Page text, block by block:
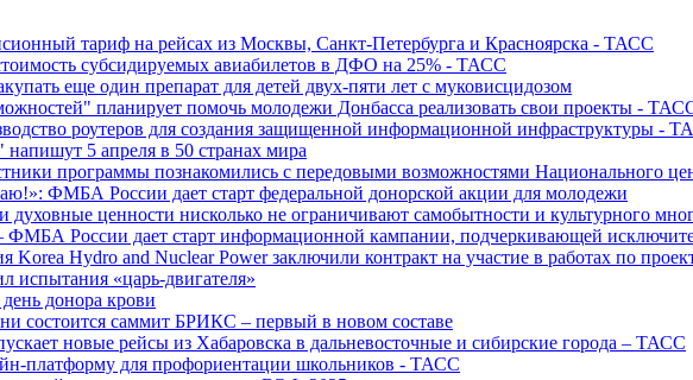
тариф на рейсах из Москвы, Санкт-Петербурга и Красноярска - ТАСС
субсидируемых авиабилетов в ДФО на 25% - ТАСС
еще один препарат для детей двух-пяти лет с муковисцидозом
планирует помочь молодежи Донбасса реализовать свои проекты -
роутеров для создания защищенной информационной инфраструктуры -
5 апреля в 50 странах мира
программы познакомились с передовыми возможностями Национального
ФМБА России дает старт федеральной донорской акции для молодежи
духовные ценности нисколько не ограничивают самобытности и культурного
России дает старт информационной кампании, подчеркивающей
Korea Hydro and Nuclear Power заключили контракт на участие в работах по
испытания «царь-двигателя»
донора крови
состоится саммит БРИКС – первый в новом составе
новые рейсы из Хабаровска в дальневосточные и сибирские города – ТАСС
платформу для профориентации школьников - ТАСС